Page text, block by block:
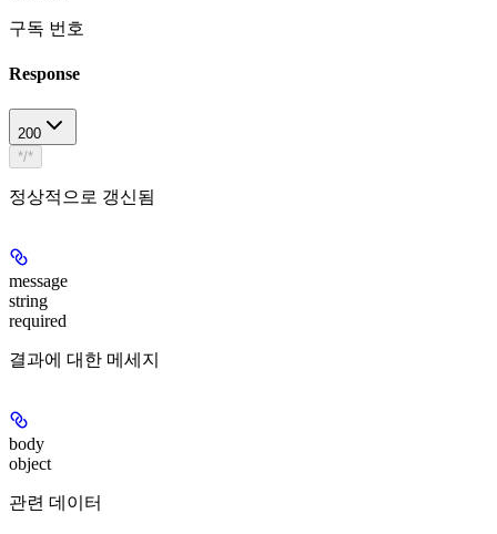
구독 번호
Response
200
*/*
정상적으로 갱신됨
message
string
required
결과에 대한 메세지
body
object
관련 데이터